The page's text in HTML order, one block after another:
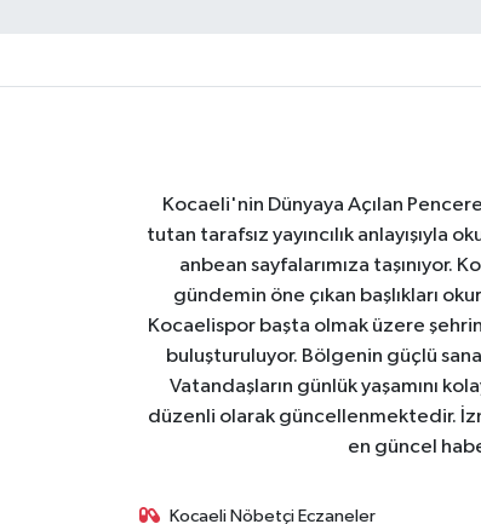
Kocaeli'nin Dünyaya Açılan
tutan tarafsız yayıncılık anlayışıyla
anbean sayfalarımıza
gündemin öne çıkan başlıkları
Kocaelispor başta olmak üzere
buluşturuluyor. Bölgenin güçlü
Vatandaşların günlük yaşamını
düzenli olarak güncellenmektedir.
en güncel
Kocaeli Nöbetçi Eczaneler